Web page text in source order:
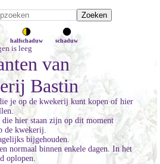
halfschaduw schaduw
is leeg
van
Bastin
je op de kwekerij kunt kopen of hier
hier staan zijn op dit moment
de kwekerij.
bijgehouden.
normaal binnen enkele dagen. In het
oplopen.